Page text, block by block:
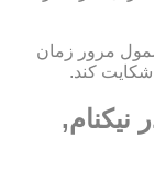
مرور زمان
شکایت کند.
نیکنام,